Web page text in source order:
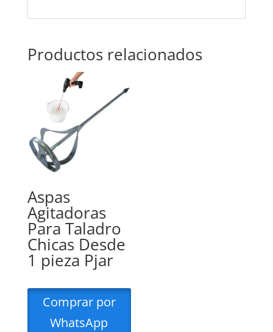
Productos relacionados
Aspas
Agitadoras
Para Taladro
Chicas Desde
1 pieza Pjar
Comprar por
WhatsApp